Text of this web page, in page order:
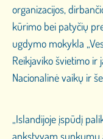
organizacijos,
kūrimo bei patyčių
ugdymo mokykla
Reikjaviko švietimo
Nacionalinė vaikų ir
„Islandijoje įspūdį
ankstyvam sunkumų